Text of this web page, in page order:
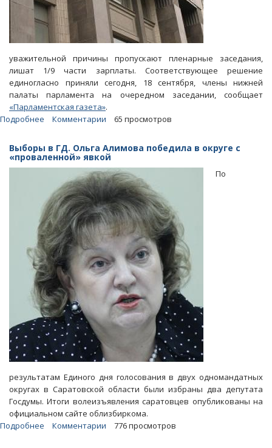
уважительной причины пропускают пленарные заседания,
лишат 1/9 части зарплаты. Соответствующее решение
единогласно приняли сегодня, 18 сентября, члены нижней
палаты парламента на очередном заседании, сообщает
«Парламентская газета».
Подробнее
сделала
«скидку»
депутатам-
прогульщикам
Комментарии 65 просмотров
Выборы в ГД. Ольга Алимова победила в округе с
«проваленной» явкой
По
результатам Единого дня голосования в двух одномандатных
округах в Саратовской области были избраны два депутата
Госдумы. Итоги волеизъявления саратовцев опубликованы на
официальном сайте облизбиркома.
Подробнее
Комментарии 776 просмотров